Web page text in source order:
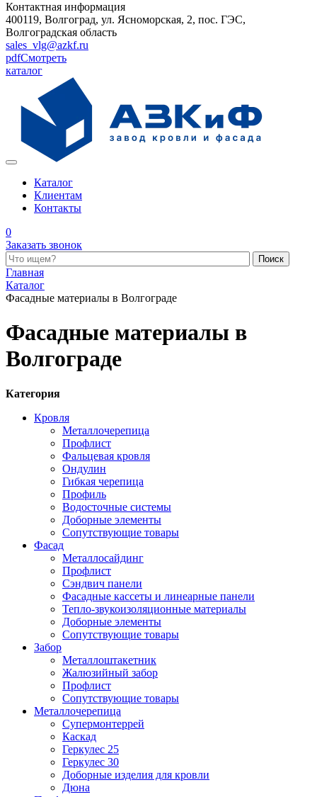
Контактная информация
400119, Волгоград, ул. Ясноморская, 2, пос. ГЭС,
Волгоградская область
sales_vlg@azkf.ru
pdfСмотреть
каталог
Каталог
Клиентам
Контакты
0
Заказать звонок
Поиск по каталогу
Главная
Каталог
Фасадные материалы в Волгограде
Фасадные материалы в
Волгограде
Категория
Кровля
Металлочерепица
Профлист
Фальцевая кровля
Ондулин
Гибкая черепица
Профиль
Водосточные системы
Доборные элементы
Сопутствующие товары
Фасад
Металлосайдинг
Профлист
Сэндвич панели
Фасадные кассеты и линеарные панели
Тепло-звукоизоляционные материалы
Доборные элементы
Сопутствующие товары
Забор
Металлоштакетник
Жалюзийный забор
Профлист
Сопутствующие товары
Металлочерепица
Супермонтеррей
Каскад
Геркулес 25
Геркулес 30
Доборные изделия для кровли
Дюна